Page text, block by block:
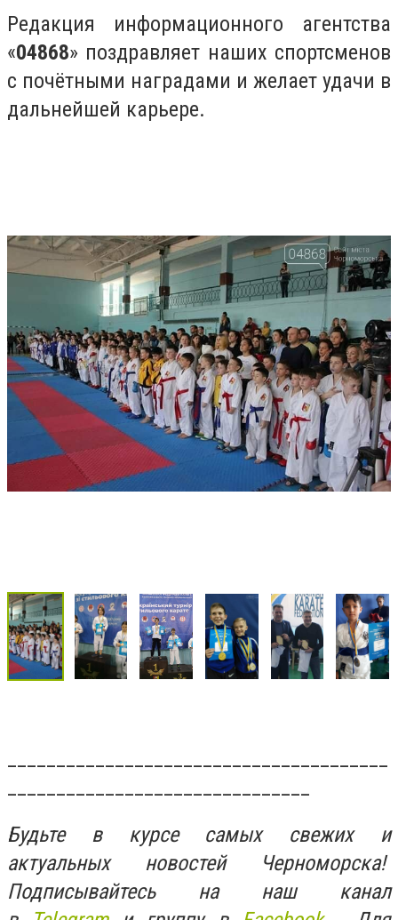
Редакция информационного агентства
«04868» поздравляет наших спортсменов
с почётными наградами и желает удачи в
дальнейшей карьере.
Будьте в курсе самых свежих и
актуальных новостей Черноморска!
Подписывайтесь на наш канал